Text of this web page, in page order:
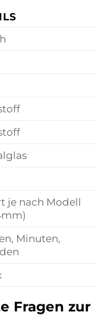
je nach Modell
Minuten,
Fragen zur